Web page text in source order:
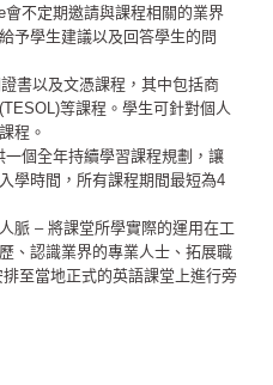
不定期邀請與課程相關的業界
予學生建議以及回答學生的問
書以及文憑課程，其中包括商
等課程。學生可針對個人
程。
個全年持續學習課程規劃，讓
學時間，所有課程期間最短為4
脈 – 將課堂所學實際的運用在工
、認識業界的專業人士、拓展職
至當地正式的英語課堂上進行旁